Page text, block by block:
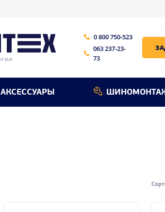
0 800 750-523
063 237-23-
73
АКСЕССУАРЫ